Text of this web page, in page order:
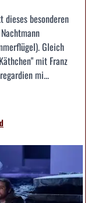
dieses besonderen
Gleich
mit Franz
mi...